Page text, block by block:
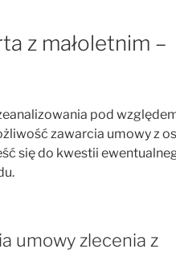
z małoletnim –
pod
zawarcia umowy z
się do kwestii
umowy zlecenia z